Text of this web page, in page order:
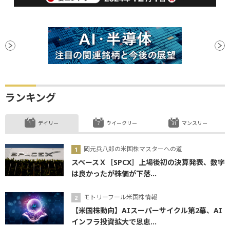
ランキング
デイリー
岡元兵八郎の米国株マスターへの道
スペースＸ［SPCX］上場後初の決算発表、数字
は良かったが株価が下落...
モトリーフール米国株情報
【米国株動向】AIスーパーサイクル第2幕、AI
インフラ投資拡大で恩恵...
ウイークリー マンスリー